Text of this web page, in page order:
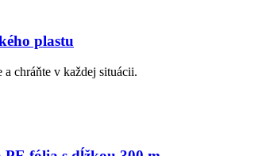
plastu
chráňte v každej situácii.